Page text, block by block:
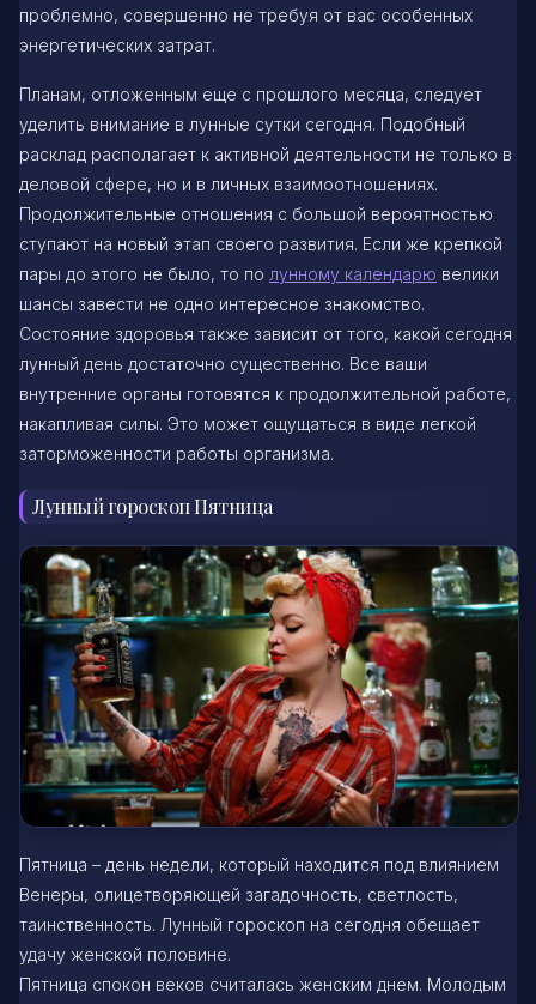
проблемно, совершенно не требуя от вас особенных
энергетических затрат.
Планам, отложенным еще с прошлого месяца, следует
уделить внимание в лунные сутки сегодня. Подобный
расклад располагает к активной деятельности не только в
деловой сфере, но и в личных взаимоотношениях.
Продолжительные отношения с большой вероятностью
ступают на новый этап своего развития. Если же крепкой
пары до этого не было, то по лунному календарю велики
шансы завести не одно интересное знакомство.
Состояние здоровья также зависит от того, какой сегодня
лунный день достаточно существенно. Все ваши
внутренние органы готовятся к продолжительной работе,
накапливая силы. Это может ощущаться в виде легкой
заторможенности работы организма.
Лунный гороскоп Пятница
Пятница – день недели, который находится под влиянием
Венеры, олицетворяющей загадочность, светлость,
таинственность. Лунный гороскоп на сегодня обещает
удачу женской половине.
Пятница спокон веков считалась женским днем. Молодым